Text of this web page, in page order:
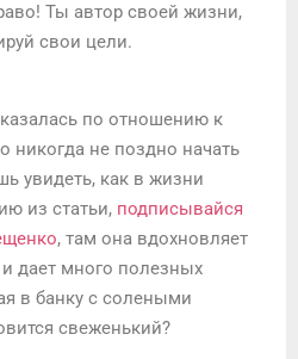
Ты автор своей жизни,
свои цели.
по отношению к
никогда не поздно начать
увидеть, как в жизни
из статьи, подписывайся
, там она вдохновляет
дает много полезных
в банку с солеными
свеженький?